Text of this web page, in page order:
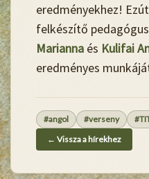
eredményekhez!
felkészítő
Marianna és Kulifai
eredményes
#angol #verseny
← Vissza a hírekhez